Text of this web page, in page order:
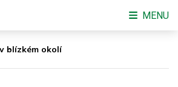
blízkém okolí
MENU